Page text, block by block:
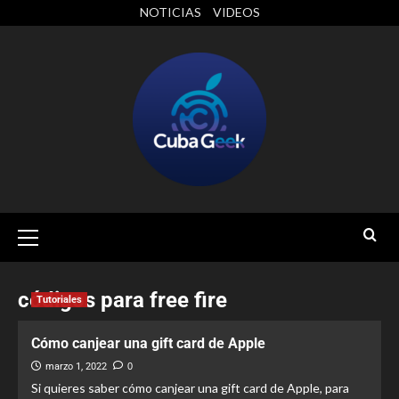
NOTICIAS VIDEOS
códigos para free fire
Tutoriales
Cómo canjear una gift card de Apple
marzo 1, 2022 0
Si quieres saber cómo canjear una gift card de Apple, para